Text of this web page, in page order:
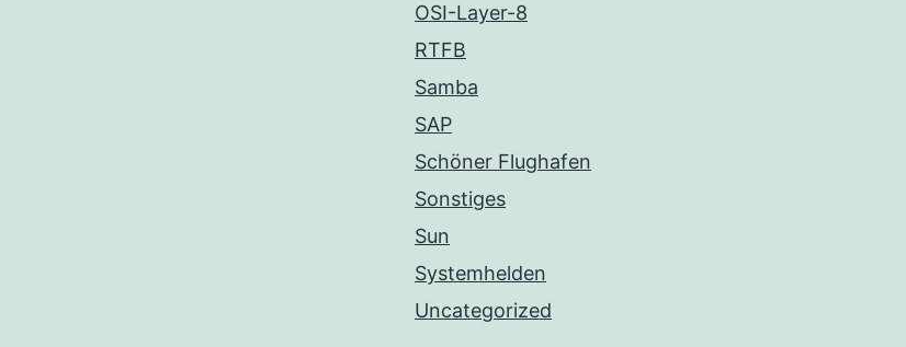
OSI-Layer-8
RTFB
Samba
SAP
Schöner Flughafen
Sonstiges
Sun
Systemhelden
Uncategorized